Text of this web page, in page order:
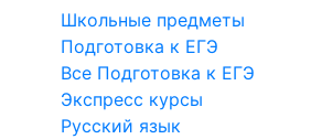
Школьные предметы
Подготовка к ЕГЭ
Все Подготовка к ЕГЭ
Экспресс курсы
Русский язык